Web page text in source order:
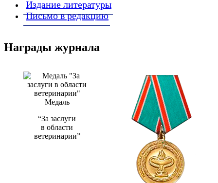
Издание литературы
Письмо в редакцию
Награды журнала
Медаль
“За заслуги
в области
ветеринарии”